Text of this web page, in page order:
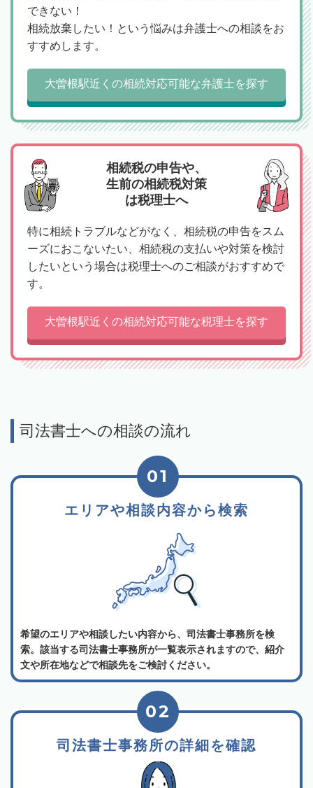
できない！
相続放棄したい！という悩みは弁護士への相談をお
すすめします。
大曽根駅近くの相続対応可能な弁護士を探す
相続税の申告や、
生前の相続税対策
は税理士へ
特に相続トラブルなどがなく、相続税の申告をスム
ーズにおこないたい、相続税の支払いや対策を検討
したいという場合は税理士へのご相談がおすすめで
す。
大曽根駅近くの相続対応可能な税理士を探す
司法書士への相談の流れ
エリアや相談内容から検索
01
希望のエリアや相談したい内容から、司法書士事務所を検
索。該当する司法書士事務所が一覧表示されますので、紹介
文や所在地などで相談先をご検討ください。
司法書士事務所の詳細を確認
02